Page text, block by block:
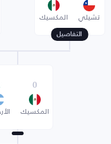
تشيلي المكسيك
التفاصيل
0
المكسيك